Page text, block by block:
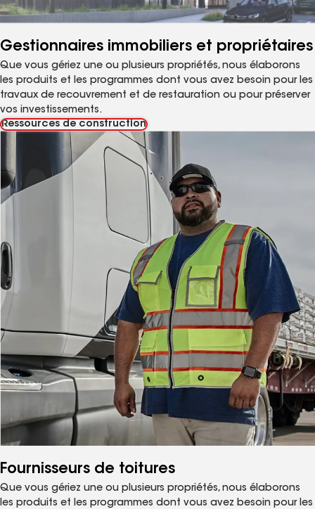
Gestionnaires immobiliers et propriétaires
Que vous gériez une ou plusieurs propriétés, nous élaborons
les produits et les programmes dont vous avez besoin pour les
travaux de recouvrement et de restauration ou pour préserver
vos investissements.
Ressources de construction
Fournisseurs de toitures
Que vous gériez une ou plusieurs propriétés, nous élaborons
les produits et les programmes dont vous avez besoin pour les